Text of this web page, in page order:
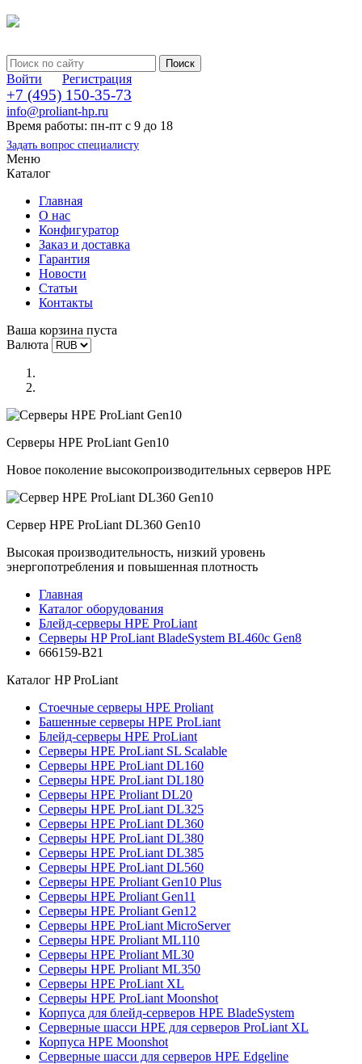
Войти Регистрация
+7 (495) 150-35-73
info@proliant-hp.ru
Время работы: пн-пт с 9 до 18
Задать вопрос специалисту
Меню
Каталог
Главная
О нас
Конфигуратор
Заказ и доставка
Гарантия
Новости
Статьи
Контакты
Ваша корзина пуста
Валюта
Серверы HPE ProLiant Gen10
Новое поколение высокопроизводительных серверов HPE
Сервер HPE ProLiant DL360 Gen10
Высокая производительность, низкий уровень
энергопотребления и повышенная плотность
Главная
Каталог оборудования
Блейд-серверы HPE ProLiant
Серверы HP ProLiant BladeSystem BL460c Gen8
666159-B21
Каталог HP ProLiant
Стоечные серверы HPE Proliant
Башенные серверы HPE ProLiant
Блейд-серверы HPE ProLiant
Серверы HPE ProLiant SL Scalable
Серверы HPE ProLiant DL160
Серверы HPE ProLiant DL180
Серверы HPE Proliant DL20
Серверы HPE ProLiant DL325
Серверы HPE ProLiant DL360
Серверы HPE ProLiant DL380
Серверы HPE ProLiant DL385
Серверы HPE ProLiant DL560
Серверы HPE Proliant Gen10 Plus
Серверы HPE Proliant Gen11
Серверы HPE Proliant Gen12
Серверы HPE ProLiant MicroServer
Серверы HPE Proliant ML110
Серверы HPE Proliant ML30
Серверы HPE Proliant ML350
Серверы HPE ProLiant XL
Серверы HPE ProLiant Moonshot
Корпуса для блейд-серверов HPE BladeSystem
Серверные шасси HPE для серверов ProLiant XL
Корпуса HPE Moonshot
Серверные шасси для серверов HPE Edgeline